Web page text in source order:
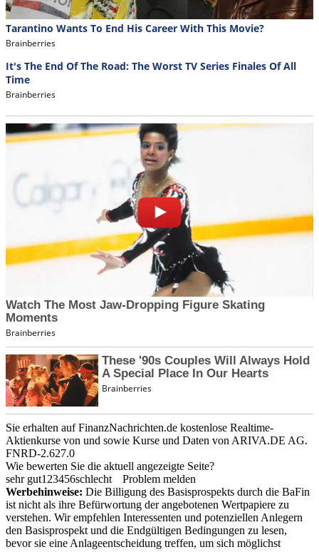
Sie erhalten auf FinanzNachrichten.de kostenlose Realtime-
Aktienkurse von und sowie Kurse und Daten von ARIVA.DE AG.
FNRD-2.627.0
Wie bewerten Sie die aktuell angezeigte Seite?
sehr gut1 23456schlecht
Problem melden
Werbehinweise: Die Billigung des Basisprospekts durch die BaFin
ist nicht als ihre Befürwortung der angebotenen Wertpapiere zu
verstehen. Wir empfehlen Interessenten und potenziellen Anlegern
den Basisprospekt und die Endgültigen Bedingungen zu lesen,
bevor sie eine Anlageentscheidung treffen, um sich möglichst